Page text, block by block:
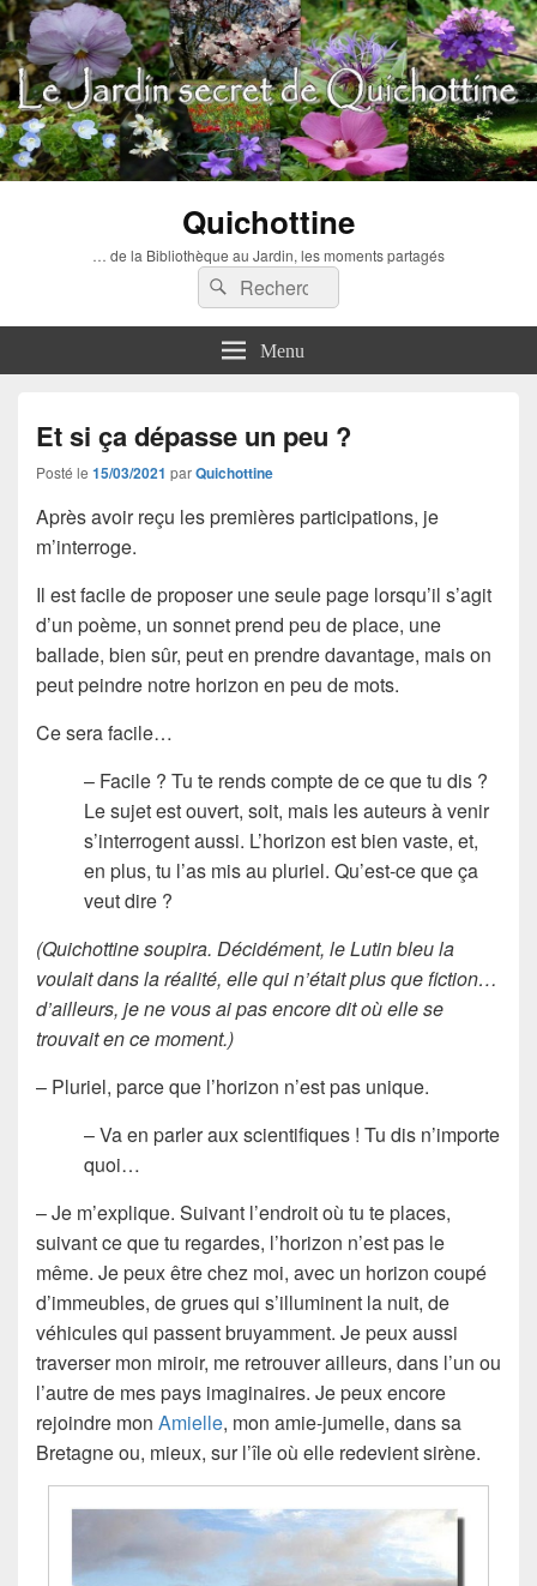
Quichottine
… de la Bibliothèque au Jardin, les moments partagés
Recherche :
Rechercher
Menu
Et si ça dépasse un peu ?
Posté le 15/03/2021 parQuichottine
Après avoir reçu les premières participations, je
m’interroge.
Il est facile de proposer une seule page lorsqu’il s’agit
d’un poème, un sonnet prend peu de place, une
ballade, bien sûr, peut en prendre davantage, mais on
peut peindre notre horizon en peu de mots.
Ce sera facile…
– Facile ? Tu te rends compte de ce que tu dis ?
Le sujet est ouvert, soit, mais les auteurs à venir
s’interrogent aussi. L’horizon est bien vaste, et,
en plus, tu l’as mis au pluriel. Qu’est-ce que ça
veut dire ?
(Quichottine soupira. Décidément, le Lutin bleu la
voulait dans la réalité, elle qui n’était plus que fiction…
d’ailleurs, je ne vous ai pas encore dit où elle se
trouvait en ce moment.)
– Pluriel, parce que l’horizon n’est pas unique.
– Va en parler aux scientifiques ! Tu dis n’importe
quoi…
– Je m’explique. Suivant l’endroit où tu te places,
suivant ce que tu regardes, l’horizon n’est pas le
même. Je peux être chez moi, avec un horizon coupé
d’immeubles, de grues qui s’illuminent la nuit, de
véhicules qui passent bruyamment. Je peux aussi
traverser mon miroir, me retrouver ailleurs, dans l’un ou
l’autre de mes pays imaginaires. Je peux encore
rejoindre mon Amielle, mon amie-jumelle, dans sa
Bretagne ou, mieux, sur l’île où elle redevient sirène.